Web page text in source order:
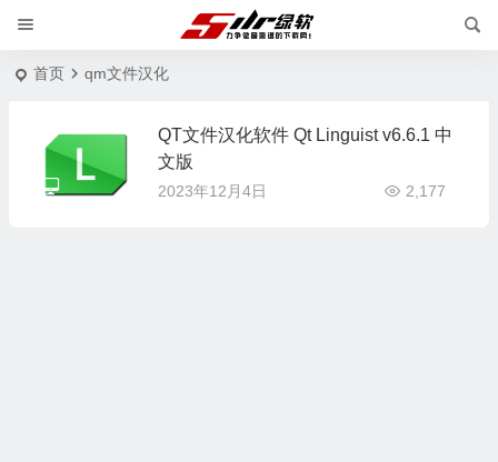
首页 qm文件汉化
QT文件汉化软件 Qt Linguist v6.6.1 中
文版
2023年12月4日 2,177